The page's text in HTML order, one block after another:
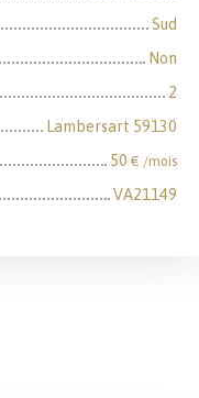
Sud
Non
2
Lambersart 59130
50 € /mois
VA21149